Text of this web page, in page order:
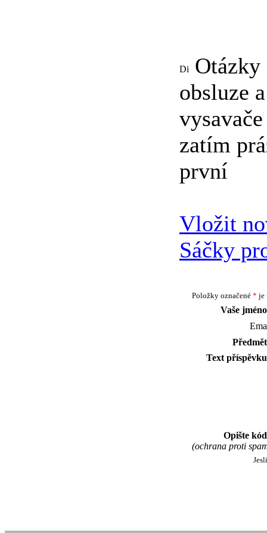
obsluze
zatím
první
Vložit
Sáčky
Položky označené * je
Vaše jméno
Předmět
Text příspěvku
Opište kód
(ochrana proti